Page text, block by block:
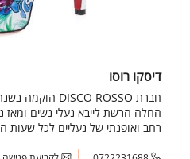
דיסקו רוסו
החלה הרשת לייבא נעלי נשים ומאז
רחב ואופנתי של נעליים לכל שעות